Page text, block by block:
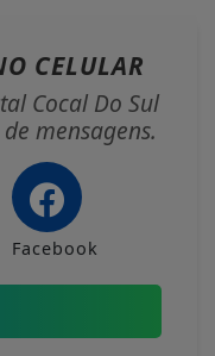
CELULAR
Cocal Do Sul
mensagens.
Facebook